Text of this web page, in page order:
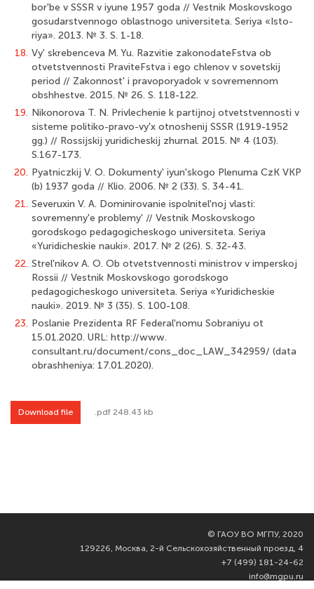
bor'be v SSSR v iyune 1957 goda // Vestnik Moskovskogo
gosudarstvennogo oblastnogo universiteta. Seriya «Isto-
riya». 2013. № 3. S. 1-18.
18. Vy' skrebenceva M. Yu. Razvitie zakonodateFstva ob
otvetstvennosti PraviteFstva i ego chlenov v sovetskij
period // Zakonnost' i pravoporyadok v sovremennom
obshhestve. 2015. № 26. S. 118-122.
19. Nikonorova T. N. Privlechenie k partijnoj otvetstvennosti v
sisteme politiko-pravo-vy'x otnoshenij SSSR (1919-1952
gg.) // Rossijskij yuridicheskij zhurnal. 2015. № 4 (103).
S.167-173.
20. Pyatniczkij V. O. Dokumenty' iyun'skogo Plenuma CzK VKP
(b) 1937 goda // Klio. 2006. № 2 (33). S. 34-41.
21. Severuxin V. A. Dominirovanie ispolnitel'noj vlasti:
sovremenny'e problemy' // Vestnik Moskovskogo
gorodskogo pedagogicheskogo universiteta. Seriya
«Yuridicheskie nauki». 2017. № 2 (26). S. 32-43.
22. Strel'nikov A. O. Ob otvetstvennosti ministrov v imperskoj
Rossii // Vestnik Moskovskogo gorodskogo
pedagogicheskogo universiteta. Seriya «Yuridicheskie
nauki». 2019. № 3 (35). S. 100-108.
23. Poslanie Prezidenta RF Federal'nomu Sobraniyu ot
15.01.2020. URL: http://www.
consultant.ru/document/cons_doc_LAW_342959/ (data
obrashheniya: 17.01.2020).
Download file .pdf 248.43 kb
© ГАОУ ВО МГПУ, 2020
129226, Москва, 2-й Сельскохозяйственный проезд, 4
+7 (499) 181-24-62
info@mgpu.ru